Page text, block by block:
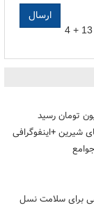
4 +
شیرین +اینفوگرافی
برای سلامت نسل